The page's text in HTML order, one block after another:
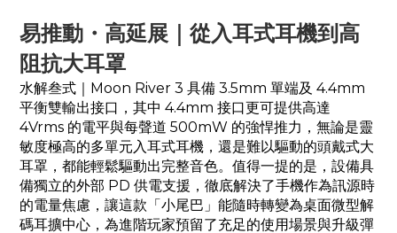
易推動・高延展｜從入耳式耳機到高
阻抗大耳罩
水解叁式｜Moon River 3 具備 3.5mm 單端及 4.4mm
平衡雙輸出接口，其中 4.4mm 接口更可提供高達
4Vrms 的電平與每聲道 500mW 的強悍推力，無論是靈
敏度極高的多單元入耳式耳機，還是難以驅動的頭戴式大
耳罩，都能輕鬆驅動出完整音色。值得一提的是，設備具
備獨立的外部 PD 供電支援，徹底解決了手機作為訊源時
的電量焦慮，讓這款「小尾巴」能隨時轉變為桌面微型解
碼耳擴中心，為進階玩家預留了充足的使用場景與升級彈